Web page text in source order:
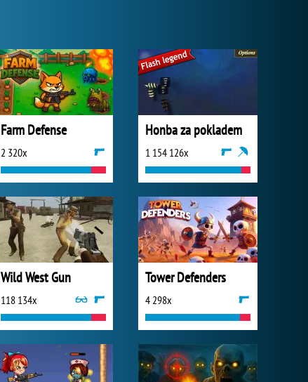
Farm Defense
2 320x
Honba za pokladem
1 154 126x
Wild West Gun
118 134x
Tower Defenders
4 298x